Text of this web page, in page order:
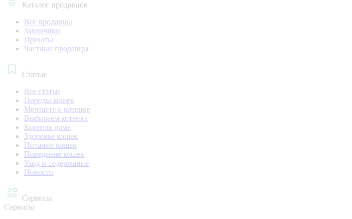
Каталог продавцов
Все продавцы
Заводчики
Приюты
Частные продавцы
Статьи
Все статьи
Породы кошек
Мечтаете о котенке
Выбираем котенка
Котенок дома
Здоровье кошек
Питание кошек
Поведение кошек
Уход и содержание
Новости
Сервисы
Сервисы